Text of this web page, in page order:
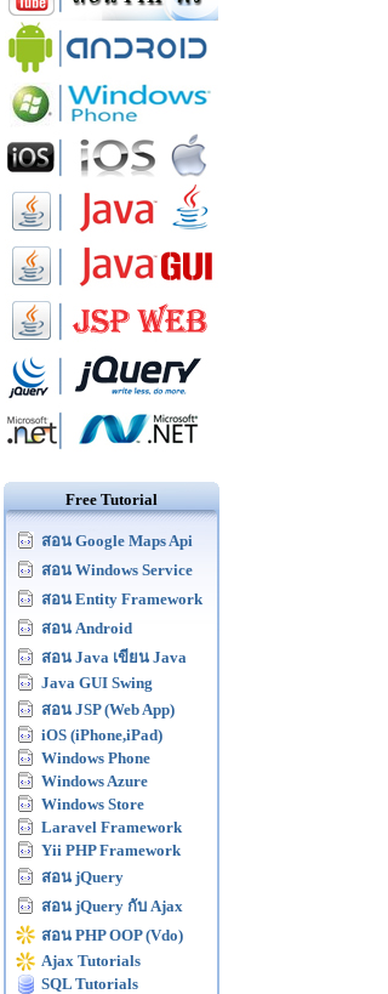
Free Tutorial
สอน Google Maps Api
สอน Windows Service
สอน Entity Framework
สอน Android
สอน Java เขียน Java
Java GUI Swing
สอน JSP (Web App)
iOS (iPhone,iPad)
Windows Phone
Windows Azure
Windows Store
Laravel Framework
Yii PHP Framework
สอน jQuery
สอน jQuery กับ Ajax
สอน PHP OOP (Vdo)
Ajax Tutorials
SQL Tutorials